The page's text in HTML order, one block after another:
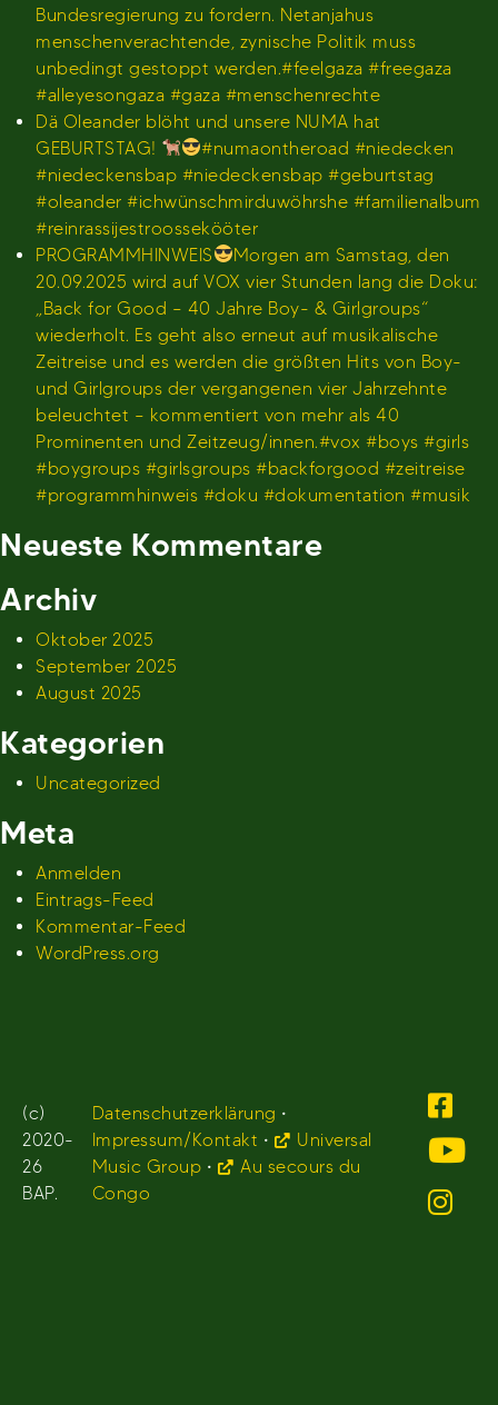
Bundesregierung zu fordern. Netanjahus
menschenverachtende, zynische Politik muss
unbedingt gestoppt werden.#feelgaza #freegaza
#alleyesongaza #gaza #menschenrechte
Dä Oleander blöht und unsere NUMA hat
GEBURTSTAG!
#numaontheroad #niedecken
#niedeckensbap #niedeckensbap #geburtstag
#oleander #ichwünschmirduwöhrshe #familienalbum
#reinrassijestroossekööter
PROGRAMMHINWEIS
Morgen am Samstag, den
20.09.2025 wird auf VOX vier Stunden lang die Doku:
„Back for Good – 40 Jahre Boy- & Girlgroups“
wiederholt. Es geht also erneut auf musikalische
Zeitreise und es werden die größten Hits von Boy-
und Girlgroups der vergangenen vier Jahrzehnte
beleuchtet – kommentiert von mehr als 40
Prominenten und Zeitzeug/innen.#vox #boys #girls
#boygroups #girlsgroups #backforgood #zeitreise
#programmhinweis #doku #dokumentation #musik
Neueste Kommentare
Archiv
Oktober 2025
September 2025
August 2025
Kategorien
Uncategorized
Meta
Anmelden
Eintrags-Feed
Kommentar-Feed
WordPress.org
(c)
2020-
26
BAP.
Datenschutzerklärung •
Impressum/Kontakt •
Universal
Music Group •
Au secours du
Congo